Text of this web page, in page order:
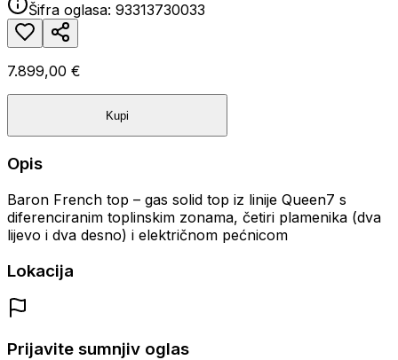
Šifra oglasa: 93313730033
7.899,00 €
Kupi
Opis
Baron French top – gas solid top iz linije Queen7 s
diferenciranim toplinskim zonama, četiri plamenika (dva
lijevo i dva desno) i električnom pećnicom
Lokacija
Prijavite sumnjiv oglas